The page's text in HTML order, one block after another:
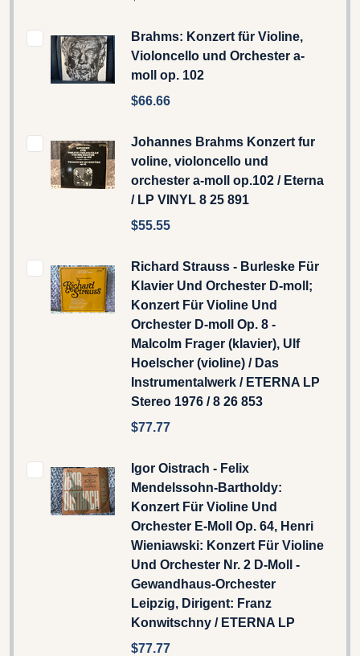
Brahms: Konzert für Violine,
Violoncello und Orchester a-
moll op. 102
$66.66
Johannes Brahms Konzert fur
voline, violoncello und
orchester a-moll op.102 / Eterna
/ LP VINYL 8 25 891
$55.55
Richard Strauss - Burleske Für
Klavier Und Orchester D-moll;
Konzert Für Violine Und
Orchester D-moll Op. 8 -
Malcolm Frager (klavier), Ulf
Hoelscher (violine) / Das
Instrumentalwerk / ETERNA LP
Stereo 1976 / 8 26 853
$77.77
Igor Oistrach - Felix
Mendelssohn-Bartholdy:
Konzert Für Violine Und
Orchester E-Moll Op. 64, Henri
Wieniawski: Konzert Für Violine
Und Orchester Nr. 2 D-Moll -
Gewandhaus-Orchester
Leipzig, Dirigent: Franz
Konwitschny / ETERNA LP
$77.77